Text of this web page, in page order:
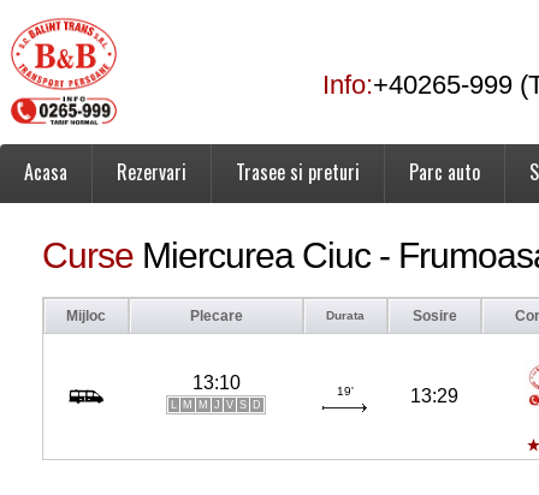
Info:+40265-999
Acasa Rezervari Trasee si preturi Parc auto
Curse Miercurea Ciuc -
Mijloc Plecare Durata Sosire
13:10
L M M J V S D
19' 13:29